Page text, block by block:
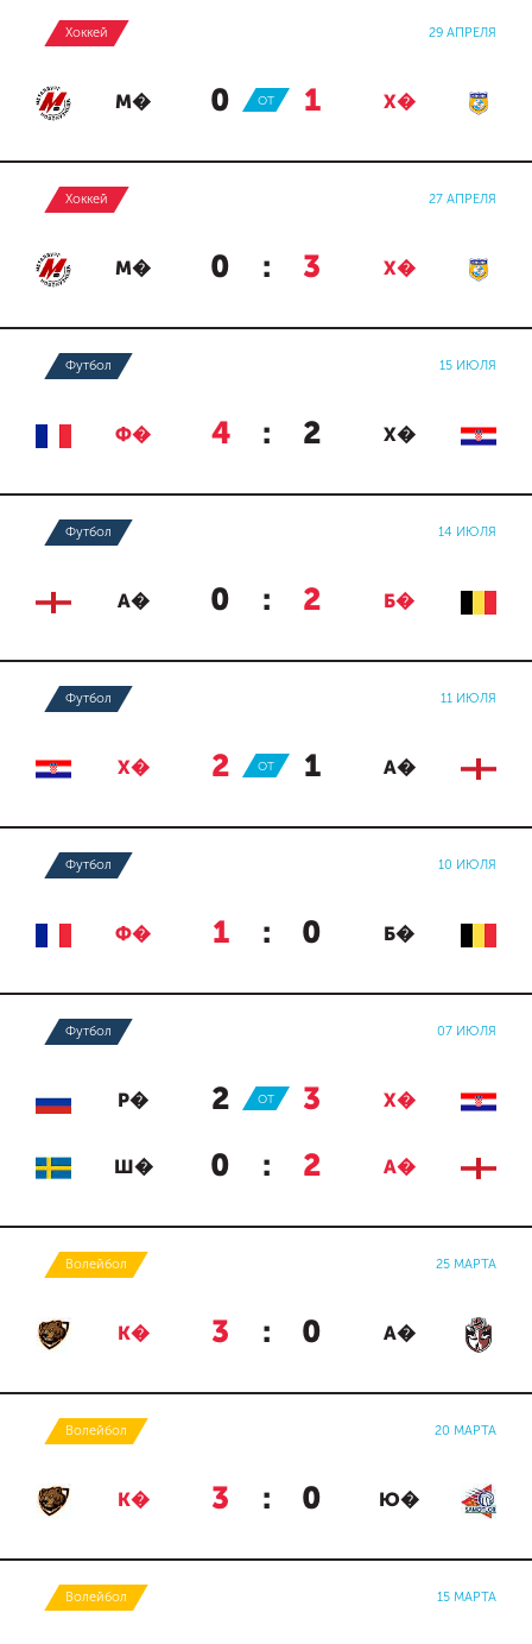
Хоккей 29 АПРЕЛЯ
М� 0 : 1 Х�
ОТ
Хоккей 27 АПРЕЛЯ
М� 0 : 3 Х�
Футбол 15 ИЮЛЯ
Ф� 4 : 2 Х�
Футбол 14 ИЮЛЯ
А� 0 : 2 Б�
Футбол 11 ИЮЛЯ
Х� 2 : 1 А�
ОТ
Футбол 10 ИЮЛЯ
Ф� 1 : 0 Б�
Футбол 07 ИЮЛЯ
Р� 2 : 3 Х�
ОТ
Ш� 0 : 2 А�
Волейбол 25 МАРТА
К� 3 : 0 А�
Волейбол 20 МАРТА
К� 3 : 0 Ю�
Волейбол 15 МАРТА